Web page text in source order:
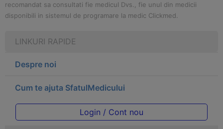
recomandat sa consultati fie medicul Dvs., fie unul din medicii
disponibili in sistemul de programare la medic Clickmed.
LINKURI RAPIDE
Despre noi
Cum te ajuta SfatulMedicului
Login / Cont nou